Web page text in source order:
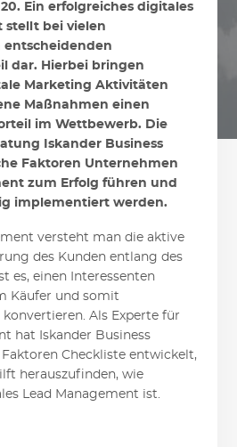
Ein erfolgreiches digitales
stellt bei vielen
entscheidenden
dar. Hierbei bringen
Marketing Aktivitäten
Maßnahmen einen
im Wettbewerb. Die
Iskander Business
Faktoren Unternehmen
zum Erfolg führen und
implementiert werden.
versteht man die aktive
des Kunden entlang des
es, einen Interessenten
Käufer und somit
konvertieren. Als Experte für
hat Iskander Business
Checkliste entwickelt,
herauszufinden, wie
Lead Management ist.